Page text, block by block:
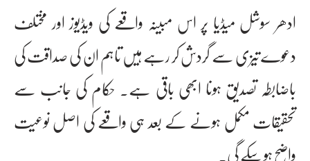
ادھر سوشل میڈیا پر اس مبینہ واقعے کی ویڈیوز اور مختلف
دعوے تیزی سے گردش کر رہے ہیں تاہم ان کی صداقت کی
باضابطہ تصدیق ہونا ابھی باقی ہے۔ حکام کی جانب سے
تحقیقات مکمل ہونے کے بعد ہی واقعے کی اصل نوعیت